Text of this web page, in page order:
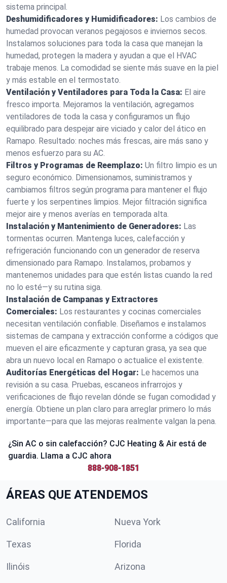
sistema principal.
Deshumidificadores y Humidificadores: Los cambios de
humedad provocan veranos pegajosos e inviernos secos.
Instalamos soluciones para toda la casa que manejan la
humedad, protegen la madera y ayudan a que el HVAC
trabaje menos. La comodidad se siente más suave en la piel
y más estable en el termostato.
Ventilación y Ventiladores para Toda la Casa: El aire
fresco importa. Mejoramos la ventilación, agregamos
ventiladores de toda la casa y configuramos un flujo
equilibrado para despejar aire viciado y calor del ático en
Ramapo. Resultado: noches más frescas, aire más sano y
menos esfuerzo para su AC.
Filtros y Programas de Reemplazo: Un filtro limpio es un
seguro económico. Dimensionamos, suministramos y
cambiamos filtros según programa para mantener el flujo
fuerte y los serpentines limpios. Mejor filtración significa
mejor aire y menos averías en temporada alta.
Instalación y Mantenimiento de Generadores: Las
tormentas ocurren. Mantenga luces, calefacción y
refrigeración funcionando con un generador de reserva
dimensionado para Ramapo. Instalamos, probamos y
mantenemos unidades para que estén listas cuando la red
no lo esté—y su rutina siga.
Instalación de Campanas y Extractores
Comerciales: Los restaurantes y cocinas comerciales
necesitan ventilación confiable. Diseñamos e instalamos
sistemas de campana y extracción conforme a códigos que
mueven el aire eficazmente y capturan grasa, ya sea que
abra un nuevo local en Ramapo o actualice el existente.
Auditorías Energéticas del Hogar: Le hacemos una
revisión a su casa. Pruebas, escaneos infrarrojos y
verificaciones de flujo revelan dónde se fugan comodidad y
energía. Obtiene un plan claro para arreglar primero lo más
importante—para que las mejoras realmente valgan la pena.
¿Sin AC o sin calefacción? CJC Heating & Air está de
guardia. Llama a CJC ahora
888-908-1851
ÁREAS QUE ATENDEMOS
California Nueva York
Texas Florida
Ilinóis Arizona